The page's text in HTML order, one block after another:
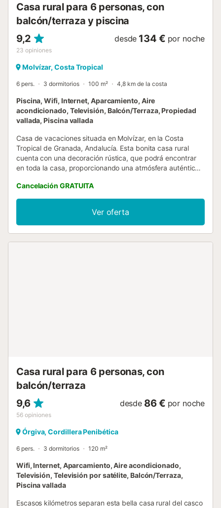
Casa rural para 6 personas, con
balcón/terraza y piscina
9,2
23 opiniones
desde 134 € por noche
Molvízar, Costa Tropical
6 pers. 3 dormitorios 100 m² 4,8 km de la costa
Piscina, Wifi, Internet, Aparcamiento, Aire
acondicionado, Televisión, Balcón/Terraza, Propiedad
vallada, Piscina vallada
Casa de vacaciones situada en Molvízar, en la Costa
Tropical de Granada, Andalucía. Esta bonita casa rural
cuenta con una decoración rústica, que podrá encontrar
en toda la casa, proporcionando una atmósfera auténtica
proporcionados, uno con una cama de matrimonio y aire
acondicionado frío/calor se encuentra en el edificio
enfrente de la villa, al otro lado de la piscina privada. Aquí,
también encontrará una barbacoa cubierta y un cuarto de
baño con plato de ducha. Los otros dos dormitorios con
el lugar ideal para relajarse y disfrutar de las comidas. El
acceso a la casa es...
Cancelación GRATUITA
Ver oferta
Casa rural para 6 personas, con
balcón/terraza
9,6
56 opiniones
desde 86 € por noche
Órgiva, Cordillera Penibética
6 pers. 3 dormitorios 120 m²
Wifi, Internet, Aparcamiento, Aire acondicionado,
Televisión, Televisión por satélite, Balcón/Terraza,
Piscina vallada
Escasos kilómetros separan esta bella casa rural del casco